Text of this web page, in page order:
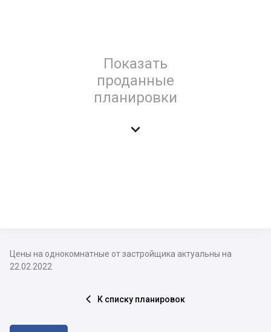
Показать
проданные
планировки

Цены на однокомнатные от застройщика актуальны на
22.02.2022
 К списку планировок